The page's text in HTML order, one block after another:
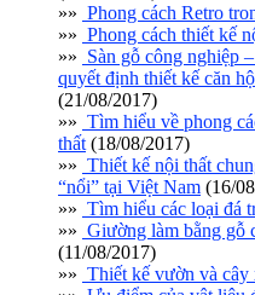
»» Phong cách Retro
»» Phong cách thiết kế
»» Sàn gỗ công nghiệp
quyết định thiết kế căn
(21/08/2017)
»» Tìm hiểu về phong
thất (18/08/2017)
»» Thiết kế nội thất
“nổi” tại Việt Nam (16/
»» Tìm hiểu các loại đá
»» Giường làm bằng gỗ
(11/08/2017)
»» Thiết kế vườn và cây